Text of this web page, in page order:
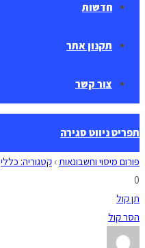
חדשות
תקנון אתר
צור קשר
תפריט ניווט סגירה
פורום מיסוי וחשבונאות› קטגוריה: כללי
0
תן קול
הסר קול